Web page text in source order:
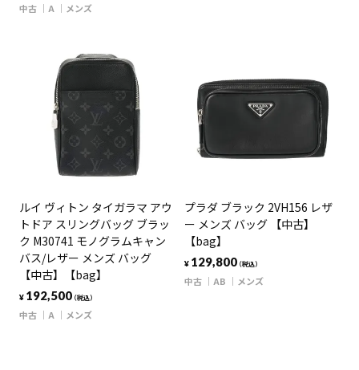
中古 A メンズ
ルイ ヴィトン タイガラマ アウ
トドア スリングバッグ ブラッ
ク M30741 モノグラムキャン
バス/レザー メンズ バッグ
【中古】【bag】
¥ 192,500（税込）
中古 A メンズ
プラダ ブラック 2VH156 レザ
ー メンズ バッグ 【中古】
【bag】
¥ 129,800（税込）
中古 AB メンズ